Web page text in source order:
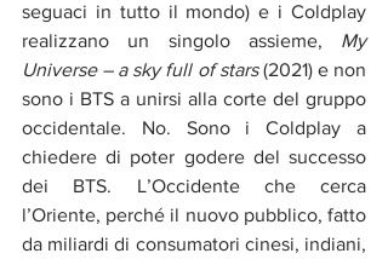
seguaci in tutto il mondo) e i Coldplay
realizzano un singolo assieme, My
Universe – a sky full of stars (2021) e non
sono i BTS a unirsi alla corte del gruppo
occidentale. No. Sono i Coldplay a
chiedere di poter godere del successo
dei BTS. L’Occidente che cerca
l’Oriente, perché il nuovo pubblico, fatto
da miliardi di consumatori cinesi, indiani,